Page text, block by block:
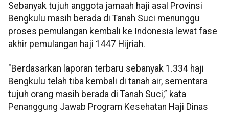
Sebanyak tujuh anggota jamaah haji asal Provinsi
Bengkulu masih berada di Tanah Suci menunggu
proses pemulangan kembali ke Indonesia lewat fase
akhir pemulangan haji 1447 Hijriah.
"Berdasarkan laporan terbaru sebanyak 1.334 haji
Bengkulu telah tiba kembali di tanah air, sementara
tujuh orang masih berada di Tanah Suci,” kata
Penanggung Jawab Program Kesehatan Haji Dinas